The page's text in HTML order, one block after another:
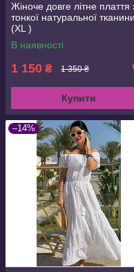
Жіноче довге літне плаття
тонкої натуральної тканини
(XL )
В наявності
1 150 ₴ 1 350 ₴
Купити
–14%